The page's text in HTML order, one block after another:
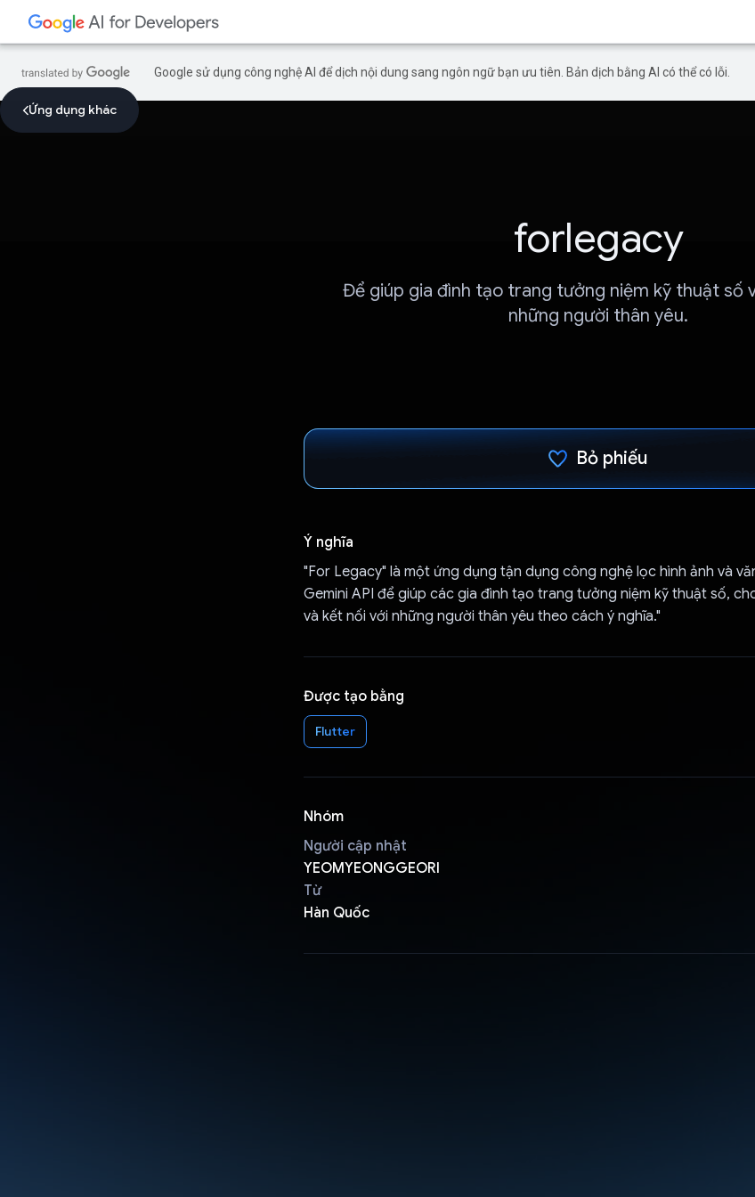
Google sử dụng công nghệ AI để dịch nội dung sang ngôn ngữ bạn ưu tiên. Bản dịch bằng AI có thể có lỗi.
Ứng dụng khác
forlegacy
Để giúp gia đình tạo trang tưởng niệm kỹ thuật số
những người thân yêu.
Bỏ phiếu
Ý nghĩa
"For Legacy" là một ứng dụng tận dụng công nghệ lọc hình ảnh và
Gemini API để giúp các gia đình tạo trang tưởng niệm kỹ thuật số,
và kết nối với những người thân yêu theo cách ý nghĩa."
Được tạo bằng
Flutter
Nhóm
Người cập nhật
YEOMYEONGGEORI
Từ
Hàn Quốc